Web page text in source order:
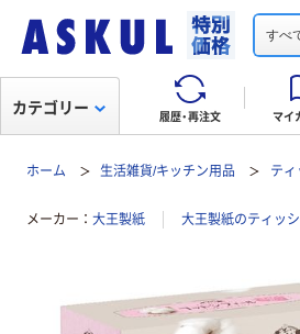
すべ
履歴・再注文 マイ
カテゴリー
ホーム 生活雑貨/キッチン用品 テ
メーカー 大王製紙 大王製紙のティッ